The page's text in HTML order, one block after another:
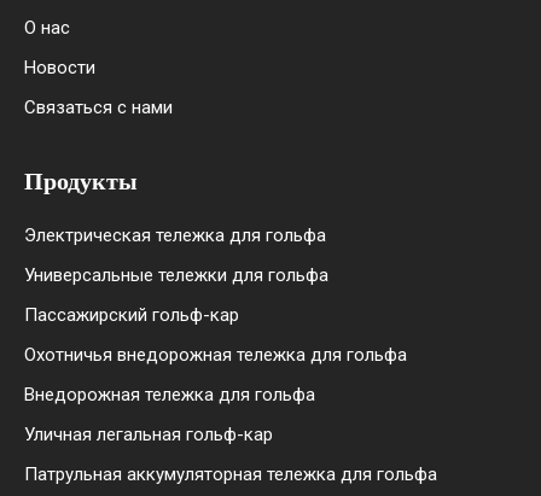
О нас
Новости
Связаться с нами
Продукты
Электрическая тележка для гольфа
Универсальные тележки для гольфа
Пассажирский гольф-кар
Охотничья внедорожная тележка для гольфа
Внедорожная тележка для гольфа
Уличная легальная гольф-кар
Патрульная аккумуляторная тележка для гольфа